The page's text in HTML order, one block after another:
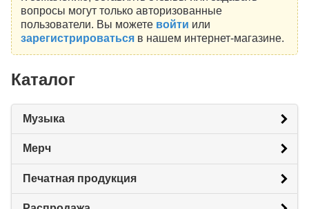
вопросы могут только авторизованные
пользователи. Вы можете войти или
зарегистрироватьсяв нашем интернет-магазине.
Каталог
Музыка
Мерч
Печатная продукция